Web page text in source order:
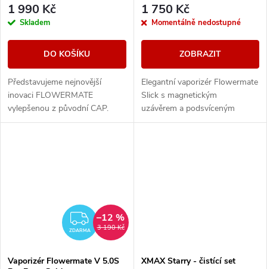
1 990 Kč
Skladem
DO KOŠÍKU
Představujeme nejnovější
inovaci FLOWERMATE
vylepšenou z původní CAP.
1 750 Kč
Momentálně nedostupné
ZOBRAZIT
Elegantní vaporizér Flowermate
Slick s magnetickým
uzávěrem a podsvíceným
tlačítkem znázorňujícím
ZDARMA
ZDARMA 3 190 Kč
–12 %
Vaporizér Flowermate V 5.0S
XMAX Starry - čistící set